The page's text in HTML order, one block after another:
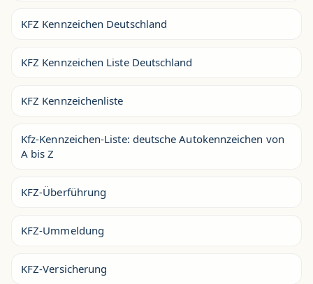
KFZ Kennzeichen Deutschland
KFZ Kennzeichen Liste Deutschland
KFZ Kennzeichenliste
Kfz-Kennzeichen-Liste: deutsche Autokennzeichen von
A bis Z
KFZ-Überführung
KFZ-Ummeldung
KFZ-Versicherung